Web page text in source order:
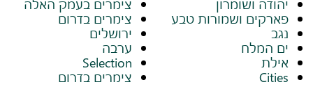
יהודה ושומרון
צימרים בעמק האלה
פארקים ושמורות טבע
צימרים בדרום
נגב
ירושלים
ים המלח
ערבה
אילת
Selection
Cities
צימרים בדרום